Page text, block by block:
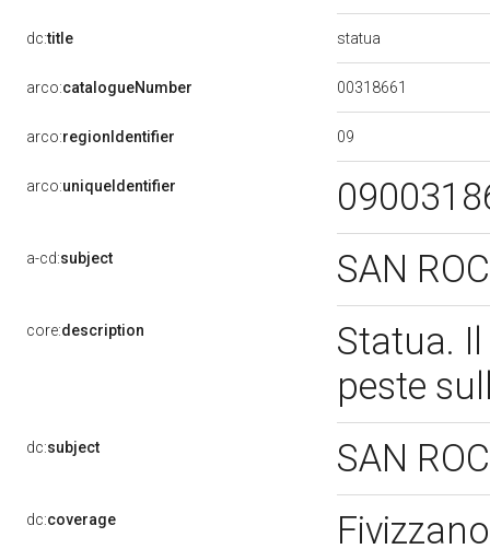
dc:title statua
arco:catalogueNumber 00318661
arco:regionIdentifier 09
arco:uniqueIdentifier
a-cd:subject SAN
core:description
Statua.
peste
dc:subject SAN
dc:coverage